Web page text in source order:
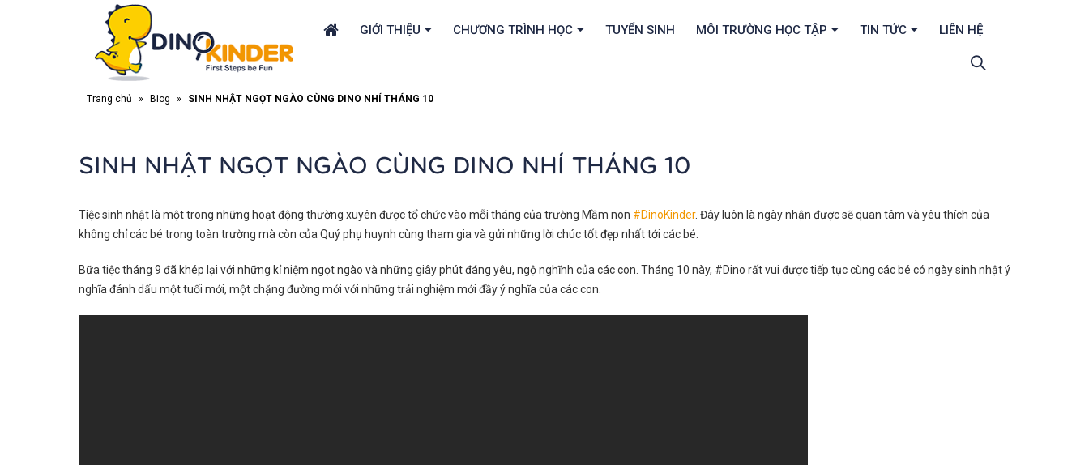
GIỚI THIỆU CHƯƠNG TRÌNH HỌC TUYỂN SINH MÔI TRƯỜNG HỌC TẬP TIN TỨC LIÊN HỆ
Trang chủ » Blog » SINH NHẬT NGỌT NGÀO CÙNG DINO NHÍ THÁNG 10
SINH NHẬT NGỌT NGÀO CÙNG DINO NHÍ THÁNG 10
Tiệc sinh nhật là một trong những hoạt động thường xuyên được tổ chức vào mỗi tháng của trường Mầm non #DinoKinder. Đây luôn là ngày nhận được sẽ quan tâm và yêu thích của
không chỉ các bé trong toàn trường mà còn của Quý phụ huynh cùng tham gia và gửi những lời chúc tốt đẹp nhất tới các bé.
Bữa tiệc tháng 9 đã khép lại với những kỉ niệm ngọt ngào và những giây phút đáng yêu, ngộ nghĩnh của các con. Tháng 10 này, #Dino rất vui được tiếp tục cùng các bé có ngày sinh nhật ý
nghĩa đánh dấu một tuổi mới, một chặng đường mới với những trải nghiệm mới đầy ý nghĩa của các con.